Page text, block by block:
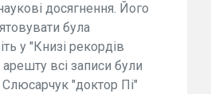
досягнення. Його
була
у "Книзі рекордів
арешту всі записи були
Слюсарчук "доктор Пі"